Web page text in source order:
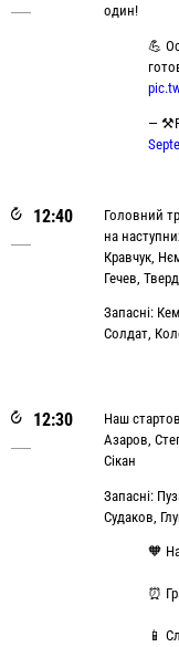
один!
💪
—
12:40
Головний
на
Кравчук,
Гечев,
Запасні:
Солдат,
12:30
Наш
Азаров,
Сікан
Запасні:
Судаков,
🧡
⏰
📱